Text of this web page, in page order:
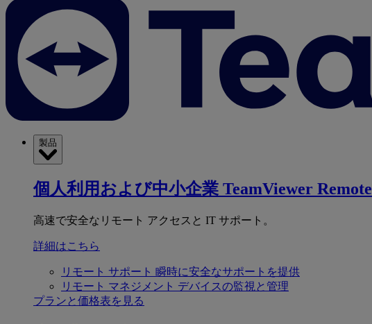
製品
個人利用および中小企業 TeamViewer Remote
高速で安全なリモート アクセスと IT サポート。
詳細はこちら
リモート サポート 瞬時に安全なサポートを提供
リモート マネジメント デバイスの監視と管理
プランと価格表を見る